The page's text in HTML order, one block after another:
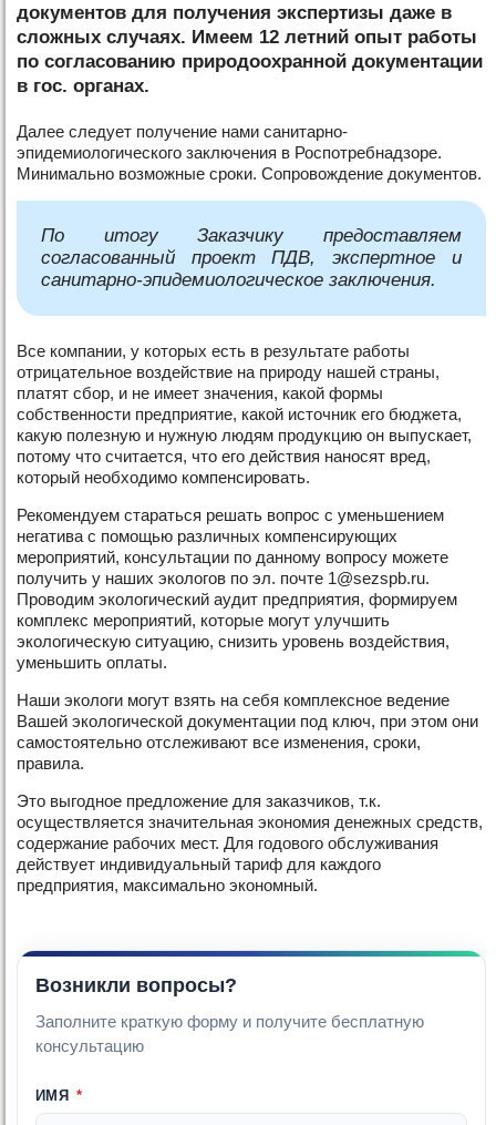
документов для получения экспертизы даже в
сложных случаях. Имеем 12 летний опыт работы
по согласованию природоохранной документации
в гос. органах.
Далее следует получение нами санитарно-
эпидемиологического заключения в Роспотребнадзоре.
Минимально возможные сроки. Сопровождение документов.
По итогу Заказчику предоставляем
согласованный проект ПДВ, экспертное и
санитарно-эпидемиологическое заключения.
Все компании, у которых есть в результате работы
отрицательное воздействие на природу нашей страны,
платят сбор, и не имеет значения, какой формы
собственности предприятие, какой источник его бюджета,
какую полезную и нужную людям продукцию он выпускает,
потому что считается, что его действия наносят вред,
который необходимо компенсировать.
Рекомендуем стараться решать вопрос с уменьшением
негатива с помощью различных компенсирующих
мероприятий, консультации по данному вопросу можете
получить у наших экологов по эл. почте 1@sezspb.ru.
Проводим экологический аудит предприятия, формируем
комплекс мероприятий, которые могут улучшить
экологическую ситуацию, снизить уровень воздействия,
уменьшить оплаты.
Наши экологи могут взять на себя комплексное ведение
Вашей экологической документации под ключ, при этом они
самостоятельно отслеживают все изменения, сроки,
правила.
Это выгодное предложение для заказчиков, т.к.
осуществляется значительная экономия денежных средств,
содержание рабочих мест. Для годового обслуживания
действует индивидуальный тариф для каждого
предприятия, максимально экономный.
Возникли вопросы?
Заполните краткую форму и получите бесплатную
консультацию
ИМЯ *